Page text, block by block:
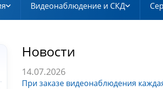
Видеонаблюдение и СКД
Новости
14.07.2026
При заказе видеонаблюдения